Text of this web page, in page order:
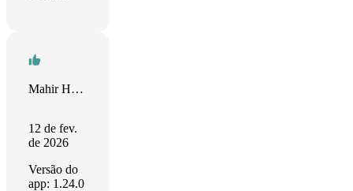
Mahir Hrustić
12 de fev.
de 2026
Versão do
app: 1.24.0